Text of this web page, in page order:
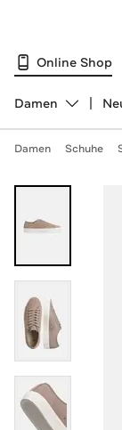
Online Shop
Abteilung
Damen
Damen Schuhe